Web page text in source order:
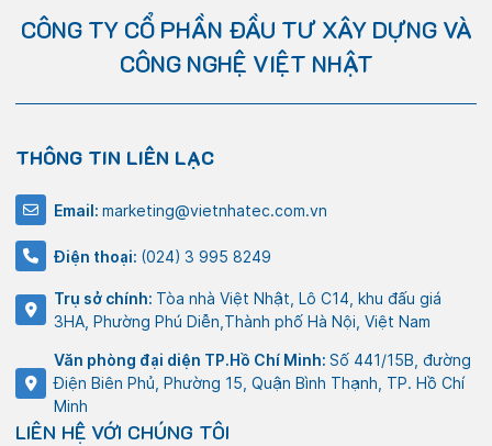
CÔNG TY CỔ PHẦN ĐẦU TƯ XÂY DỰNG VÀ
CÔNG NGHỆ VIỆT NHẬT
THÔNG TIN LIÊN LẠC
Email: marketing@vietnhatec.com.vn
Điện thoại: (024) 3 995 8249
Trụ sở chính: Tòa nhà Việt Nhật, Lô C14, khu đấu giá
3HA, Phường Phú Diễn,Thành phố Hà Nội, Việt Nam
Văn phòng đại diện TP.Hồ Chí Minh: Số 441/15B, đường
Điện Biên Phủ, Phường 15, Quận Bình Thạnh, TP. Hồ Chí
Minh
LIÊN HỆ VỚI CHÚNG TÔI